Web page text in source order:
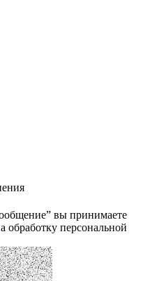
вы принимаете
обработку персональной